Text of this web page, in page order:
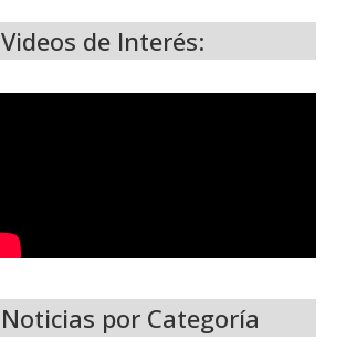
Videos de Interés:
Noticias por Categoría